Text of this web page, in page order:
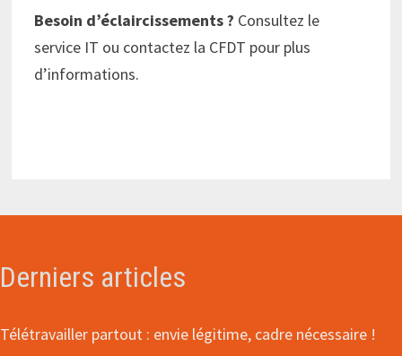
Besoin d’éclaircissements ? Consultez le
service IT ou contactez la CFDT pour plus
d’informations.
Derniers articles
Télétravailler partout : envie légitime, cadre nécessaire !